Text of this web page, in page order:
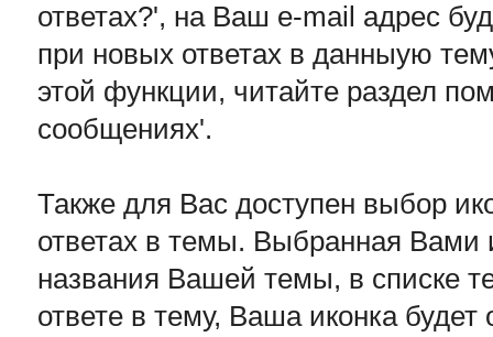
ответах?', на Ваш e-mail адрес
при новых ответах в данныую
этой функции, читайте раздел
сообщениях'.
Также для Вас доступен выбор
ответах в темы. Выбранная Вами
названия Вашей темы, в списке
ответе в тему, Ваша иконка